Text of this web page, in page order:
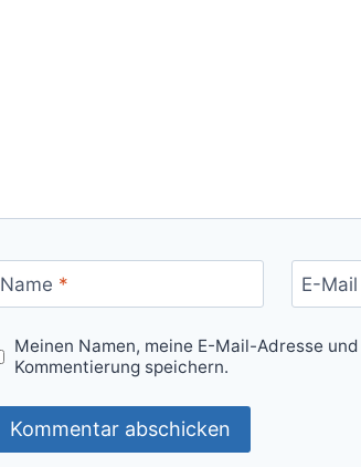
Name * E-Mail
Meinen Namen, meine E-Mail-Adresse
Kommentierung speichern.